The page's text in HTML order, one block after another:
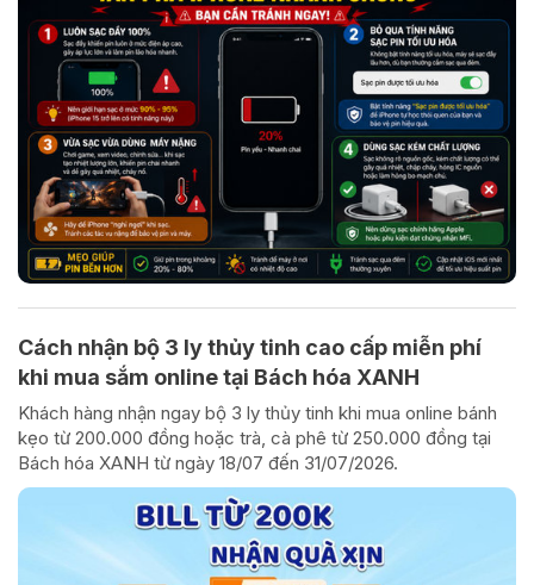
Cách nhận bộ 3 ly thủy tinh cao cấp miễn phí
khi mua sắm online tại Bách hóa XANH
Khách hàng nhận ngay bộ 3 ly thủy tinh khi mua online bánh
kẹo từ 200.000 đồng hoặc trà, cà phê từ 250.000 đồng tại
Bách hóa XANH từ ngày 18/07 đến 31/07/2026.